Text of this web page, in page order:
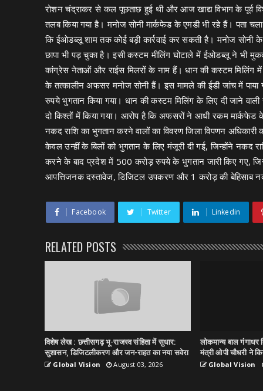
रोशन चंद्राकर से कल पूछताछ हुई थी और आज खाद्य विभाग के पूर्व
तलब किया गया है। मनोज सोनी मार्कफेड के एमडी भी रहे हैं। पता
कि ईओडब्लू शाम तक कोई बड़ी कार्रवाई कर सकती है। मनोज सोनी
छापा भी पड़ चुका है। इसी कस्टम मीलिंग घोटाले में ईओडब्लू ने भी
कांग्रेस नेताओं और राईस मिलरों के नाम हैं। धान की कस्‍टम मिलिंग
के तत्‍कालीन अफसर मनोज सोनी हैं। इस मामले की ईडी जांच में पाया
रुपये भुगतान किया गया। धान की कस्टम मिलिंग के लिए दी जाने
दो किश्तों में किया गया। आरोप है कि अफसरों ने आधी रकम
नकद राशि का भुगतान करने वालों का विवरण जिला विपणन अधिकारी
केवल उन्हीं के बिलों को भुगतान के लिए मंजूरी दी गई, जिन्होंने नकद
करने के बाद प्रदेश में 500 करोड़ रुपये के भुगतान जारी किए गए,
आपत्तिजनक दस्तावेज, डिजिटल उपकरण और 1 करोड़ की बेहिसाब
Facebook Twitter Linkedin
RELATED POSTS
विशेष लेख : छत्तीसगढ़ भू-राजस्व संहिता में सुधार:
सुशासन, डिजिटलीकरण और जन-राहत का नया सवेरा
Global Vision August 03, 2026
लोकमान्य बाल गंगाधर
मंत्री ओपी चौधरी ने
Global Vision